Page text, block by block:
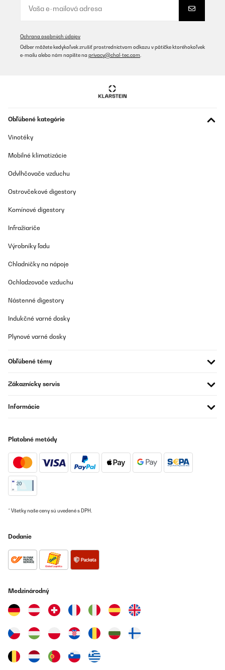
OVERENÁ KONTROLA
Sehr schönes Hochbeet und eine tolle Farbe grün
06/06/2025
Gute Qualität gute Aufbauanleitung.sind voll und ganz zufrieden.
Preložiť
Das Hochbeet ist sehr stabil und macht einen hochwertigen
Ich bin absolut begeistert von diesem Hochbeet aus Metall! Der
Material wirkt sehr robust und wetterfest, genau richtig für den
modern und hochwertig aus – ein echter Hingucker. Bisher
Ich würde es jederzeit wieder kaufen!
War schnell zusammengebaut. Der Aufbau ergibt sich von selbst.
Amazon-Benutzer
Gute Qualität, lässt sich gut zusammen bauen.Zwar erst ein
wenig frickelich aber dann ist es gut.
Easy to assemble, very sturdy, beautiful design.
Ochrana osobných údajov
Odber môžete kedykoľvek zrušiť prostredníctvom odkazu v pätičke ktoréhokoľvek
e-mailu alebo nám napíšte na privacy@chal-tec.com
Obľúbené kategórie
Vinotéky
Mobilné klimatizácie
Odvlhčovače vzduchu
Ostrovčekové digestory
Komínové digestory
Infražiariče
Výrobníky ľadu
Chladničky na nápoje
Ochladzovače vzduchu
Nástenné digestory
Indukčné varné dosky
Plynové varné dosky
Obľúbené témy
Zákaznícky servis
Informácie
Platobné metódy
* Všetky naše ceny sú uvedené s DPH.
Dodanie
Medzinárodný